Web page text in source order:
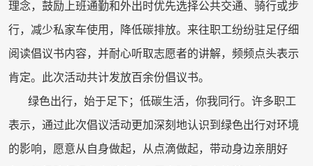
理念，鼓励上班通勤和外出时优先选择公共交通、骑行或步
行，减少私家车使用，降低碳排放。来往职工纷纷驻足仔细
阅读倡议书内容，并耐心听取志愿者的讲解，频频点头表示
肯定。此次活动共计发放百余份倡议书。
绿色出行，始于足下；低碳生活，你我同行。许多职工
表示，通过此次倡议活动更加深刻地认识到绿色出行对环境
的影响，愿意从自身做起，从点滴做起，带动身边亲朋好